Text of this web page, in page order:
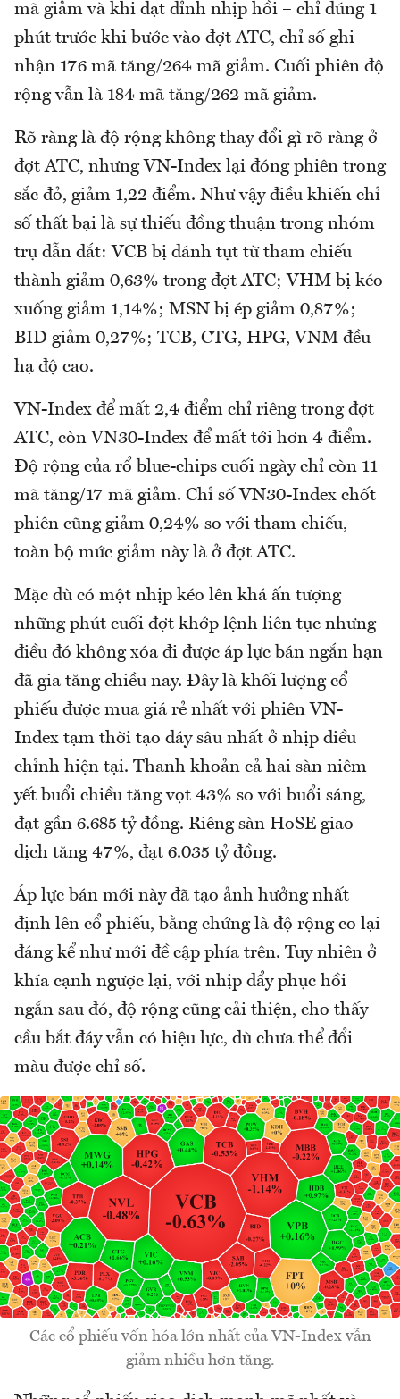
mã giảm và khi đạt đỉnh nhịp hồi – chỉ đúng 1
phút trước khi bước vào đợt ATC, chỉ số ghi
nhận 176 mã tăng/264 mã giảm. Cuối phiên độ
rộng vẫn là 184 mã tăng/262 mã giảm.
Rõ ràng là độ rộng không thay đổi gì rõ ràng ở
đợt ATC, nhưng VN-Index lại đóng phiên trong
sắc đỏ, giảm 1,22 điểm. Như vậy điều khiến chỉ
số thất bại là sự thiếu đồng thuận trong nhóm
trụ dẫn dắt: VCB bị đánh tụt từ tham chiếu
thành giảm 0,63% trong đợt ATC; VHM bị kéo
xuống giảm 1,14%; MSN bị ép giảm 0,87%;
BID giảm 0,27%; TCB, CTG, HPG, VNM đều
hạ độ cao.
VN-Index để mất 2,4 điểm chỉ riêng trong đợt
ATC, còn VN30-Index để mất tới hơn 4 điểm.
Độ rộng của rổ blue-chips cuối ngày chỉ còn 11
mã tăng/17 mã giảm. Chỉ số VN30-Index chốt
phiên cũng giảm 0,24% so với tham chiếu,
toàn bộ mức giảm này là ở đợt ATC.
Mặc dù có một nhịp kéo lên khá ấn tượng
những phút cuối đợt khớp lệnh liên tục nhưng
điều đó không xóa đi được áp lực bán ngắn hạn
đã gia tăng chiều nay. Đây là khối lượng cổ
phiếu được mua giá rẻ nhất với phiên VN-
Index tạm thời tạo đáy sâu nhất ở nhịp điều
chỉnh hiện tại. Thanh khoản cả hai sàn niêm
yết buổi chiều tăng vọt 43% so với buổi sáng,
đạt gần 6.685 tỷ đồng. Riêng sàn HoSE giao
dịch tăng 47%, đạt 6.035 tỷ đồng.
Áp lực bán mới này đã tạo ảnh hưởng nhất
định lên cổ phiếu, bằng chứng là độ rộng co lại
đáng kể như mới đề cập phía trên. Tuy nhiên ở
khía cạnh ngược lại, với nhịp đẩy phục hồi
ngắn sau đó, độ rộng cũng cải thiện, cho thấy
cầu bắt đáy vẫn có hiệu lực, dù chưa thể đổi
màu được chỉ số.
Các cổ phiếu vốn hóa lớn nhất của VN-Index vẫn
giảm nhiều hơn tăng.